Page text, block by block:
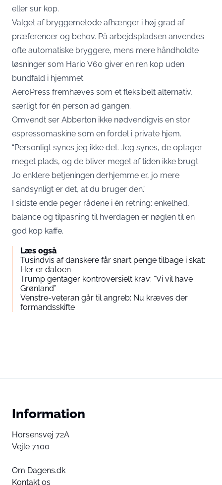
eller sur kop.
Valget af bryggemetode afhænger i høj grad af
præferencer og behov. På arbejdspladsen anvendes
ofte automatiske bryggere, mens mere håndholdte
løsninger som Hario V60 giver en ren kop uden
bundfald i hjemmet.
AeroPress fremhæves som et fleksibelt alternativ,
særligt for én person ad gangen.
Omvendt ser Abberton ikke nødvendigvis en stor
espressomaskine som en fordel i private hjem.
“Personligt synes jeg ikke det. Jeg synes, de optager
meget plads, og de bliver meget af tiden ikke brugt.
Jo enklere betjeningen derhjemme er, jo mere
sandsynligt er det, at du bruger den.”
I sidste ende peger rådene i én retning: enkelhed,
balance og tilpasning til hverdagen er nøglen til en
god kop kaffe.
Læs også
Tusindvis af danskere får snart penge tilbage i skat:
Her er datoen
Trump gentager kontroversielt krav: “Vi vil have
Grønland”
Venstre-veteran går til angreb: Nu kræves der
formandsskifte
Information
Horsensvej 72A
Vejle 7100
Om Dagens.dk
Kontakt os